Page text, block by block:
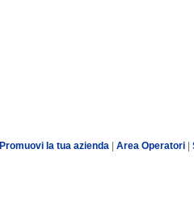
Promuovi la tua azienda Area Operatori